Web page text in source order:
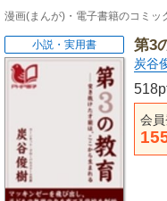
漫画(まんが)・電子書籍のコミッ
第3
炭谷
会
小説・実用書